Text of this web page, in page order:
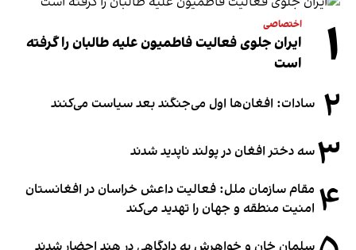
۱ اختصاصی
ایران جلوی فعالیت فاطمیون علیه طالبان را گرفته
است
۲ سادات: افغان‌ها اول می‌جنگند بعد سیاست می‌کنند
۳سه دختر افغان در پولند ناپدید شدند
۴ مقام سازمان ملل: فعالیت داعش خراسان در افغانستان
امنیت منطقه و جهان را تهدید می‌کند